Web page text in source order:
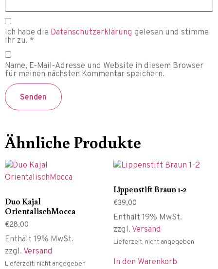
Ich habe die Datenschutzerklärung gelesen und stimme
ihr zu. *
Name, E-Mail-Adresse und Website in diesem Browser
für meinen nächsten Kommentar speichern.
Ähnliche Produkte
Duo Kajal
OrientalischMocca
€28,00
Enthält 19% MwSt.
zzgl. Versand
Lieferzeit: nicht angegeben
Lippenstift Braun 1-2
€39,00
Enthält 19% MwSt.
zzgl. Versand
Lieferzeit: nicht angegeben
In den Warenkorb